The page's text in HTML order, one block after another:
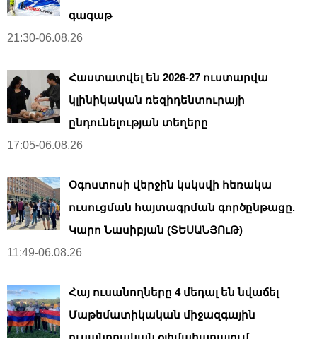
գագաթ
21:30-06.08.26
Հաստատվել են 2026-27 ուստարվա
կլինիկական ռեզիդենտուրայի
ընդունելության տեղերը
17:05-06.08.26
Օգոստոսի վերջին կսկսվի հեռակա
ուսուցման հայտագրման գործընթացը.
Կարո Նասիբյան (ՏԵՍԱՆՅՈւԹ)
11:49-06.08.26
Հայ ուսանողները 4 մեդալ են նվաճել
Մաթեմատիկական միջազգային